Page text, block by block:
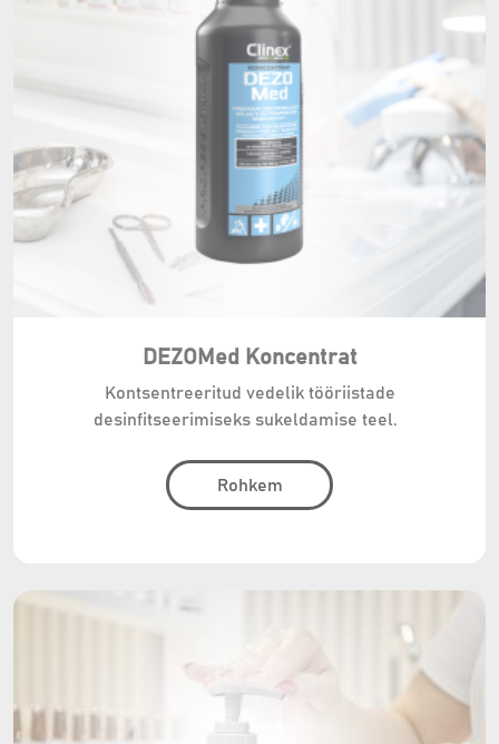
DEZOMed Koncentrat
Kontsentreeritud vedelik tööriistade
desinfitseerimiseks sukeldamise teel.
Rohkem